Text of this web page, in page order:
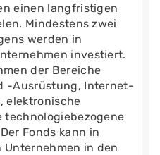
einen langfristigen
Mindestens zwei
werden in
investiert.
der Bereiche
-Ausrüstung, Internet-
elektronische
technologiebezogene
Fonds kann in
in den